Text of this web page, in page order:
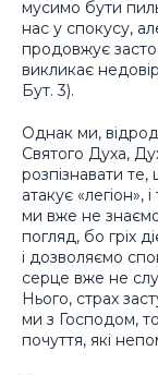
мусимо бути
нас у спокусу,
продовжує
викликає
Бут. 3).
Однак ми,
Святого Духа,
розпізнавати
атакує «легіон»,
ми вже не
погляд, бо гріх
і дозволяємо
серце вже не
Нього, страх
ми з Господом,
почуття, які